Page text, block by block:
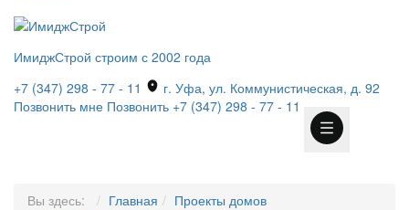
ИмиджСтрой строим с 2002 года
+7 (347) 298 - 77 - 11
г. Уфа, ул. Коммунистическая, д. 92
Позвонить мне Позвонить +7 (347) 298 - 77 - 11
Вы здесь: Главная
Проекты домов